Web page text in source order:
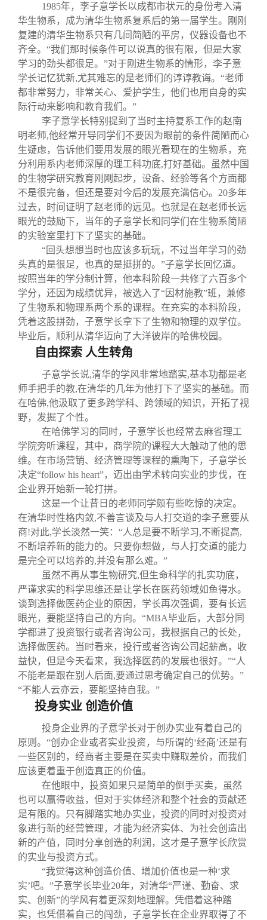
1985年，李子意学长以成都市状元的身份考入清
华生物系，成为清华生物系复系后的第一届学生。刚刚
复建的清华生物系只有几间简陋的平房，仪器设备也不
齐全。“我们那时候条件可以说真的很有限，但是大家
学习的劲头都很足。”对于刚进生物系的情形，李子意
学长记忆犹新,尤其难忘的是老师们的谆谆教诲。“老师
都非常努力，非常关心、爱护学生，他们也用自身的实
际行动来影响和教育我们。”
李子意学长特别提到了当时主持复系工作的赵南
明老师,他经常开导同学们不要因为眼前的条件简陋而心
生疑虑，告诉他们要用发展的眼光看现在的生物系，充
分利用系内老师深厚的理工科功底,打好基础。虽然中国
的生物学研究教育刚刚起步，设备、经验等各个方面都
不是很完备，但还是要对今后的发展充满信心。20多年
过去，时间证明了赵老师的远见。也就是在赵老师长远
眼光的鼓励下，当年的子意学长和同学们在生物系简陋
的实验室里打下了坚实的基础。
“回头想想当时也应该多玩玩，不过当年学习的劲
头真的是很足，也真的是挺拼的。”子意学长回忆道。
按照当年的学分制计算，他本科阶段一共修了六百多个
学分，还因为成绩优异，被选入了“因材施教”班，兼修
了生物系和物理系两个系的课程。在充实的本科阶段，
凭着这股拼劲，子意学长拿下了生物和物理的双学位。
毕业后，顺利从清华迈向了大洋彼岸的哈佛校园。
自由探索 人生转角
子意学长说,清华的学风非常地踏实,基本功都是老
师手把手的教,在清华的几年为他打下了坚实的基础。而
在哈佛,他汲取了更多跨学科、跨领域的知识，开拓了视
野，发掘了个性。
在哈佛学习的同时，子意学长也经常去麻省理工
学院旁听课程，其中，商学院的课程大大触动了他的思
维。在市场营销、经济管理等课程的熏陶下，子意学长
决定“follow his heart”，迈出由学术转向实业的步伐，在
企业界开始新一轮打拼。
这是一个让昔日的老师同学颇有些吃惊的决定。
在清华时性格内敛,不善言谈及与人打交道的李子意要从
商!对此,学长淡然一笑：“人总是要不断学习,不断提高,
不断培养新的能力的。只要你想做，与人打交道的能力
是完全可以培养的,并没有那么难。”
虽然不再从事生物研究,但生命科学的扎实功底，
严谨求实的科学思维还是让学长在医药领域如鱼得水。
谈到选择做医药企业的原因，学长再次强调，要有长远
眼光，要能坚持自己的方向。“MBA毕业后，大部分同
学都进了投资银行或者咨询公司，我根据自己的长处，
选择做医药。当时看来，投行或者咨询公司起薪高，收
益快，但是今天看来，我选择医药的发展也很好。”“人
不能老是跟在别人后面,要通过思考确定自己的优势。”
“不能人云亦云，要能坚持自我。”
投身实业 创造价值
投身企业界的子意学长对于创办实业有着自己的
原则。“创办企业或者实业投资，与所谓的‘经商’还是有
一些区别的，经商者主要是在买卖中赚取差价，而我们
应该更着重于创造真正的价值。
在他眼中，投资如果只是简单的倒手买卖，虽然
也可以赢得收益，但对于实体经济和整个社会的贡献还
是有限的。只有脚踏实地办实业，投资的同时对投资对
象进行新的经营管理，才能为经济实体、为社会创造出
新的产值，同时分享创造的利润，这才是子意学长欣赏
的实业与投资方式。
“我觉得这种创造价值、增加价值也是一种‘求
实’吧。”子意学长毕业20年，对清华“严谨、勤奋、求
实、创新”的学风有着更深刻地理解。凭借着这种踏
实，也凭借着自己的闯劲，子意学长在企业界取得了不